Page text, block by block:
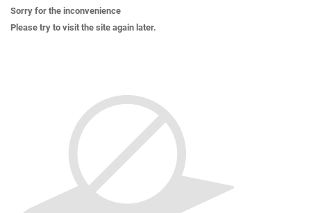
Sorry for the inconvenience
Please try to visit the site again later.